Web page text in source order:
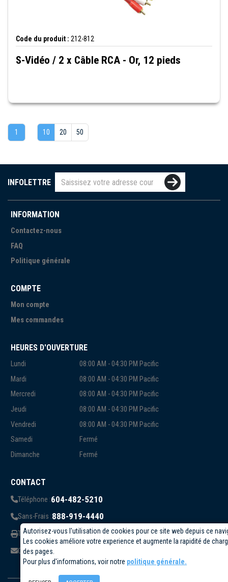
Autorisez-vous l'utilisation de cookies pour ce site web depuis ce
Les cookies améliore votre experience et augmente la rapidité de
des pages.
Pour plus d'informations, voir notre politique générale.
Code du produit : 212-812
S-Vidéo / 2 x Câble RCA - Or, 12 pieds
1 10 20 50
INFOLETTRE
INFORMATION
Contactez-nous
FAQ
Politique générale
COMPTE
Mon compte
Mes commandes
HEURES D'OUVERTURE
Lundi
08:00 AM - 04:30 PM Pacific
Mardi
08:00 AM - 04:30 PM Pacific
Mercredi
08:00 AM - 04:30 PM Pacific
Jeudi
08:00 AM - 04:30 PM Pacific
Vendredi
08:00 AM - 04:30 PM Pacific
Samedi
Fermé
Dimanche
Fermé
CONTACT
Téléphone :604-482-5210
Sans-Frais :888-919-4440
Télécopieur:819-823-1006
Courriel:info@circuittest.com